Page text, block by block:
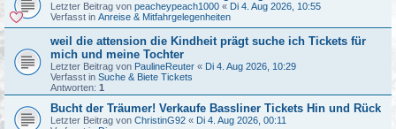
Letzter Beitrag von peacheypeach1000 « Di 4. Aug 2026, 10:55
Verfasst in Anreise & Mitfahrgelegenheiten
weil die attension die Kindheit prägt suche ich Tickets für
mich und meine Tochter
Letzter Beitrag von PaulineReuter « Di 4. Aug 2026, 10:29
Verfasst in Suche & Biete Tickets
Antworten: 1
Bucht der Träumer! Verkaufe Bassliner Tickets Hin und Rück
Letzter Beitrag von ChristinG92 « Di 4. Aug 2026, 00:11